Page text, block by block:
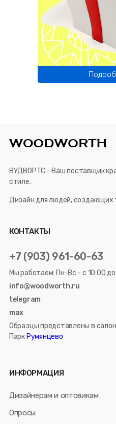
ВУДВОРТС - Ваш поставщик
стиле.
Дизайн для людей, создающих
КОНТАКТЫ
+7 (903) 961-60-63
Мы работаем: Пн-Вс - с 10:00 до
info@woodworth.ru
telegram
max
Образцы представлены в
ПаркРумянцево
ИНФОРМАЦИЯ
Дизайнерам и оптовикам
Опросы